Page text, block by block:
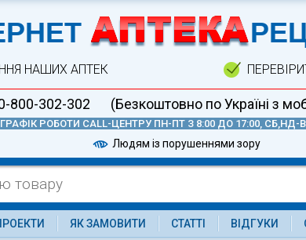
НАШИХ АПТЕК
800-302-302 (Безкоштовно по Україні з
ГРАФІК РОБОТИ CALL-ЦЕНТРУ ПН-ПТ З 8:00 ДО 17:00, СБ,НД-
Людям із порушеннями зору
ЯК ЗАМОВИТИ СТАТТІ ВІДГУКИ